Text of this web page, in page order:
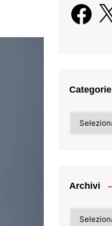
Facebook
X
Categorie
Archivi